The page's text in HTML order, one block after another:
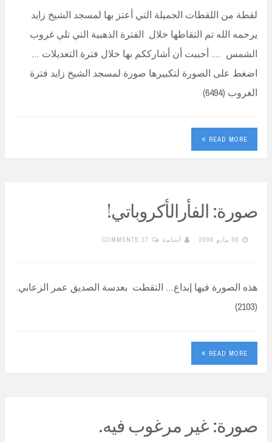
لقطة من اللقطات الجميلة التي أعتز بها لمسجد الشيخ زايد
يرحمه الله تم التقاطها خلال الفترة الذهبية التي تلي غروب
الشمس …. أحببت أن أشارككم بها خلال فترة التعديلات …
اضغط على الصورة لتكبيرها صورة لمسجد الشيخ زايد فترة
الغروب (6494)
READ MORE
صورة: الفأرالأكروباتي!
08 مايو 2008 أسامة 17 COMMENTS
هذه الصورة فيها إبداع… التقطت بعدسة الصديق عمر الزعابي.
(2103)
READ MORE
صورة: غير مرغوب فيه.